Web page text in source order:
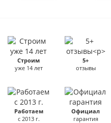
Строим
уже 14 лет
5+
отзывы
Работаем
с 2013 г.
Официал
гарантия